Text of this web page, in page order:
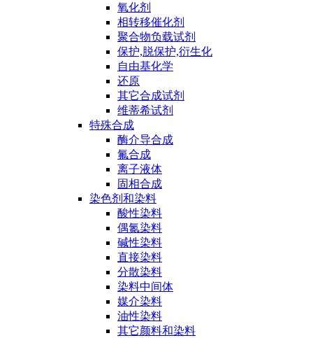
氧化剂
相转移催化剂
聚合物负载试剂
保护,脱保护,衍生化
自由基化学
还原
其它合成试剂
维蒂希试剂
特殊合成
酶介导合成
氟合成
离子液体
固相合成
染色剂和染料
酸性染料
偶氮染料
碱性染料
直接染料
分散染料
染料中间体
媒介染料
油性染料
其它颜料和染料